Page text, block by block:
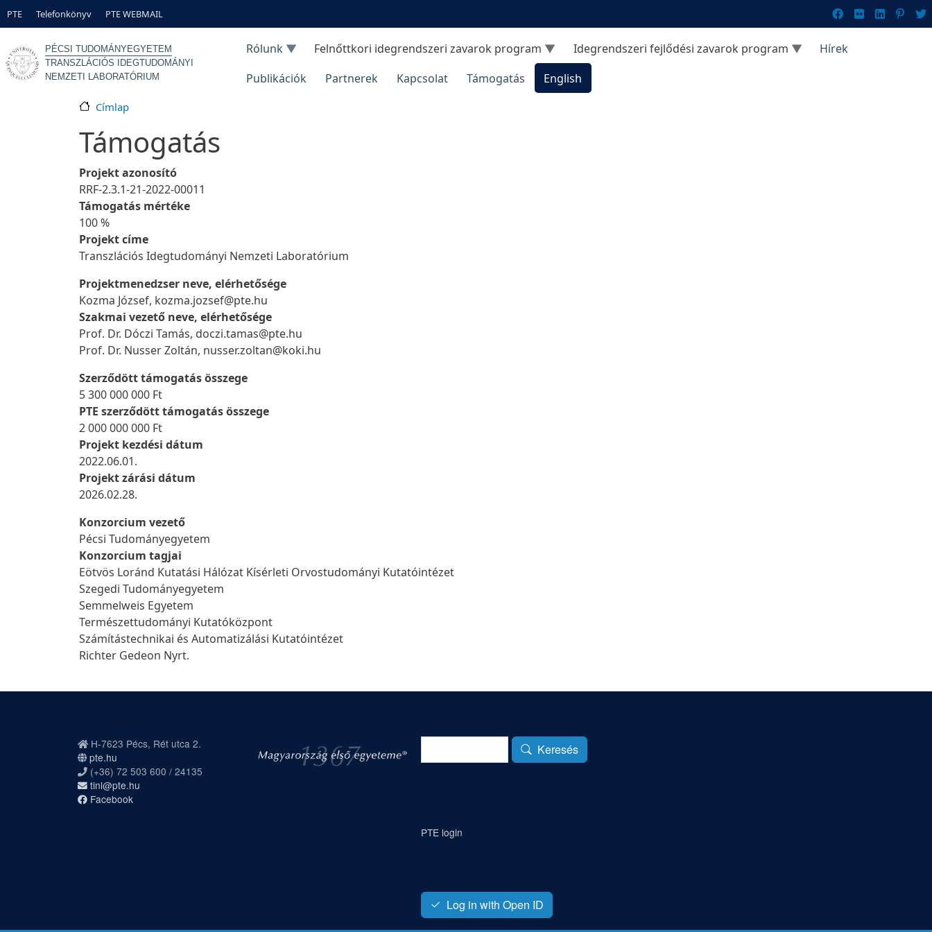
Ugrás a tartalomra
Gyorslinkek
PTE Telefonkönyv PTE WEBMAIL
PÉCSI TUDOMÁNYEGYETEM
TRANSZLÁCIÓS IDEGTUDOMÁNYI
NEMZETI LABORATÓRIUM
Rólunk Felnőttkori idegrendszeri zavarok program Idegrendszeri fejlődési zavarok program
Hírek
Publikációk
Partnerek Kapcsolat Támogatás English
Címlap
Támogatás
Projekt azonosító
RRF-2.3.1-21-2022-00011
Támogatás mértéke
100 %
Projekt címe
Transzlációs Idegtudományi Nemzeti Laboratórium
Projektmenedzser neve, elérhetősége
Kozma József, kozma.jozsef@pte.hu
Szakmai vezető neve, elérhetősége
Prof. Dr. Dóczi Tamás, doczi.tamas@pte.hu
Prof. Dr. Nusser Zoltán, nusser.zoltan@koki.hu
Szerződött támogatás összege
5 300 000 000 Ft
PTE szerződött támogatás összege
2 000 000 000 Ft
Projekt kezdési dátum
2022.06.01.
Projekt zárási dátum
2026.02.28.
Konzorcium vezető
Pécsi Tudományegyetem
Konzorcium tagjai
Eötvös Loránd Kutatási Hálózat Kísérleti Orvostudományi Kutatóintézet
Szegedi Tudományegyetem
Semmelweis Egyetem
Természettudományi Kutatóközpont
Számítástechnikai és Automatizálási Kutatóintézet
Richter Gedeon Nyrt.
H-7623 Pécs, Rét utca 2.
pte.hu
(+36) 72 503 600 / 24135
tinl@pte.hu
Facebook
Keresés
PTE login
Log in with Open ID